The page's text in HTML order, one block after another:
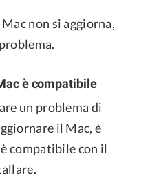
non si aggiorna,
è compatibile
un problema di
il Mac, è
compatibile con il